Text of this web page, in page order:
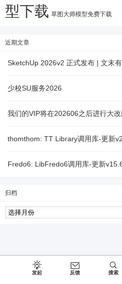
型下载 草图大师模型免费下载
近期文章
SketchUp 2026v2 正式发布 | 文末
少校SU服务2026
我们的VIP将在202606之后进行大改
thomthom: TT Library调用库-更新
Fredo6: LibFredo6调用库-更新
归档
发起 反馈 搜索